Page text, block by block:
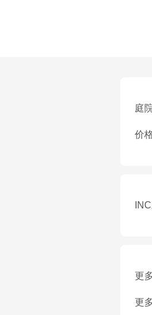
庭
价
更
更